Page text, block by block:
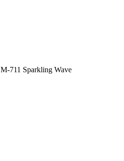
M-711 Sparkling Wave